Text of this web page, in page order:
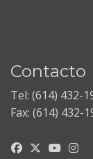
Contacto
Tel: (614) 432-
Fax: (614) 432-